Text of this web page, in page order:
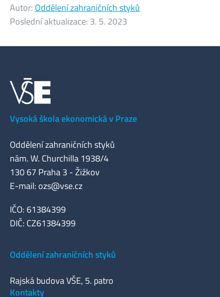
Autor: Oddělení zahraničních styků
Poslední aktualizace: 3. 5. 2023
Vysoká škola ekonomická v Praze
Oddělení zahraničních styků
nám. W. Churchilla 1938/4
130 67 Praha 3 - Žižkov
E-mail: ozs@vse.cz
IČO: 61384399
DIČ: CZ61384399
Oddělení zahraničních styků
Rajská budova VŠE, 5. patro
Kontakty